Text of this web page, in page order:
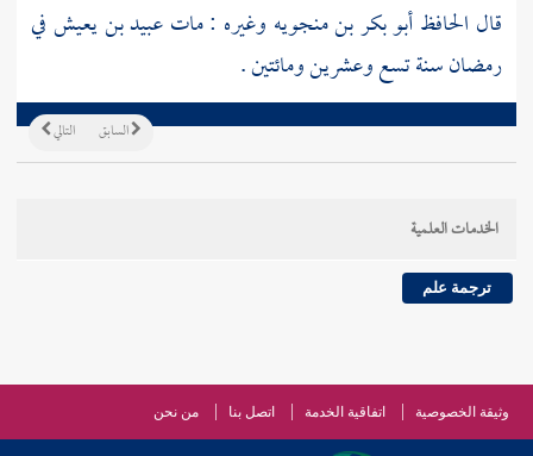
قال الحافظ أبو بكر بن منجويه وغيره : ماتعبيد بن يعيشفي
رمضان سنة تسع وعشرين ومائتين .
التالي السابق
الخدمات العلمية
ترجمة علم
وثيقة الخصوصية اتفاقية الخدمة اتصل بنا من نحن